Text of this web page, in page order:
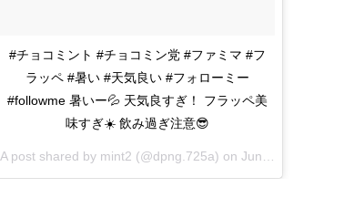
#チョコミント #チョコミン党 #ファミマ #フ
ラッペ #暑い #天気良い #フォローミー
#followme 暑いー💦 天気良すぎ！ フラッペ美
味すぎ☀️ 飲み過ぎ注意😎
A post shared by mint2 (@dpng.725a) on Jun 16, 2018 at 11:57pm PDT